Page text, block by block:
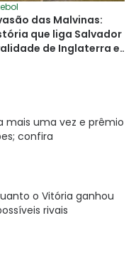
das Malvinas:
que liga Salvador à
de Inglaterra e
mais uma vez e prêmio
confira
o Vitória ganhou
rivais